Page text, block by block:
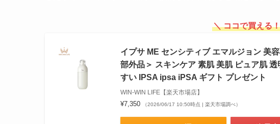
＼ ココで買える
イプサ ME センシティブ エマルジョン 美
部外品＞ スキンケア 素肌 美肌 ピュア肌
すい IPSA ipsa iPSA ギフト プレゼント
WIN-WIN LIFE【楽天市場店】
¥7,350 （2026/06/17 10:50時点 | 楽天市場調べ）